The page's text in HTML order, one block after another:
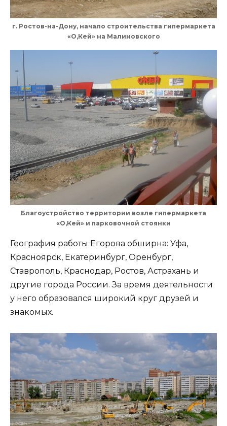
г. Ростов-на-Дону, начало строительства гипермаркета
«О,Кей» на Малиновского
Благоустройство территории возле гипермаркета
«О,Кей» и парковочной стоянки
География работы Егорова обширна: Уфа,
Красноярск, Екатеринбург, Оренбург,
Ставрополь, Краснодар, Ростов, Астрахань и
другие города России. За время деятельности
у него образовался широкий круг друзей и
знакомых.